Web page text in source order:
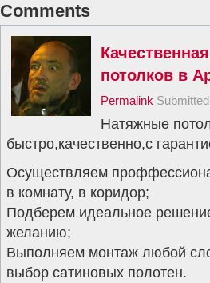
Comments
потолков в
Permalink
Натяжные
быстро,качественно,с
Осуществляем
в комнату, в коридор;
Подберем идеальное
желанию;
Выполняем монтаж любой
выбор сатиновых полотен.